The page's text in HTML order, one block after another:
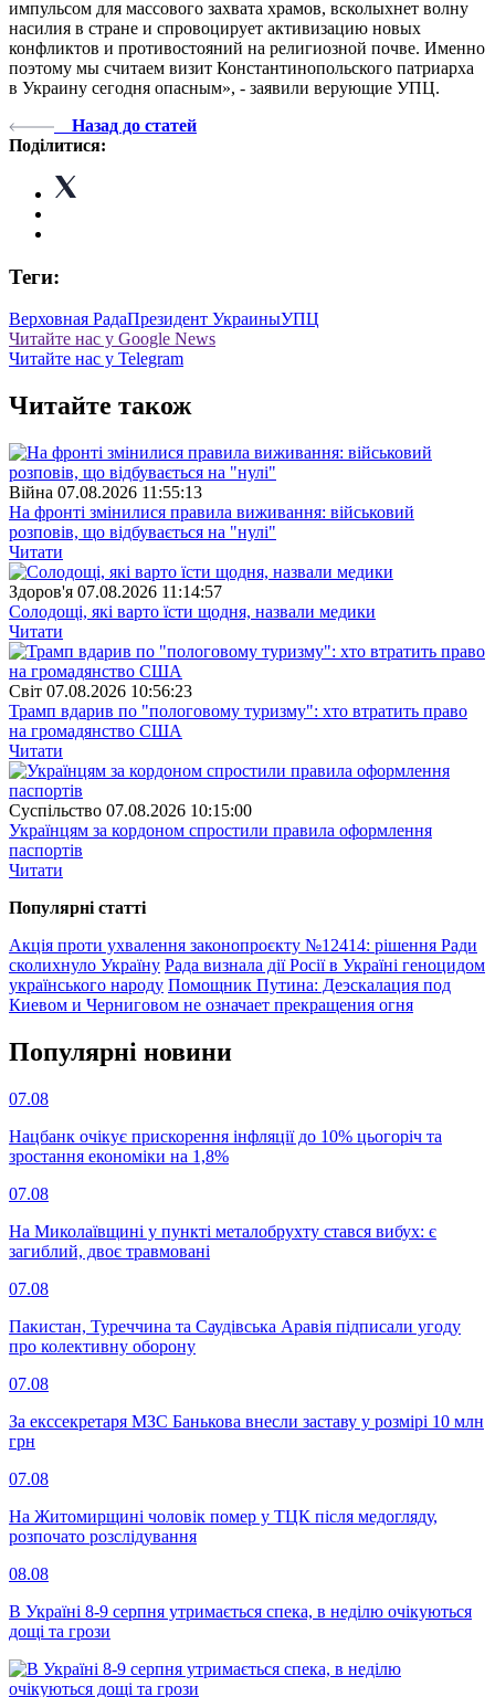
импульсом для массового захвата храмов, всколыхнет волну
насилия в стране и спровоцирует активизацию новых
конфликтов и противостояний на религиозной почве. Именно
поэтому мы считаем визит Константинопольского патриарха
в Украину сегодня опасным», - заявили верующие УПЦ.
Назад до статей
Поділитися:
Теги:
Верховная РадаПрезидент УкраиныУПЦ
Читайте нас у Google News
Читайте нас у Telegram
Читайте також
Війна 07.08.2026 11:55:13
На фронті змінилися правила виживання: військовий
розповів, що відбувається на "нулі"
Читати
Здоров'я 07.08.2026 11:14:57
Солодощі, які варто їсти щодня, назвали медики
Читати
Свiт 07.08.2026 10:56:23
Трамп вдарив по "пологовому туризму": хто втратить право
на громадянство США
Читати
Суспiльство 07.08.2026 10:15:00
Українцям за кордоном спростили правила оформлення
паспортів
Читати
Популярнi статтi
Акція проти ухвалення законопроєкту №12414: рішення Ради
сколихнуло Україну Рада визнала дії Росії в Україні геноцидом
українського народу Помощник Путина: Деэскалация под
Киевом и Черниговом не означает прекращения огня
Популярнi новини
07.08
Нацбанк очікує прискорення інфляції до 10% цьогоріч та
зростання економіки на 1,8%
07.08
На Миколаївщині у пункті металобрухту стався вибух: є
загиблий, двоє травмовані
07.08
Пакистан, Туреччина та Саудівська Аравія підписали угоду
про колективну оборону
07.08
За екссекретаря МЗС Банькова внесли заставу у розмірі 10 млн
грн
07.08
На Житомирщині чоловік помер у ТЦК після медогляду,
розпочато розслідування
08.08
В Україні 8-9 серпня утримається спека, в неділю очікуються
дощі та грози